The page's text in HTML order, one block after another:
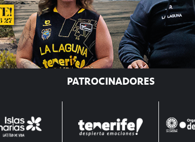
PATROCINADORES